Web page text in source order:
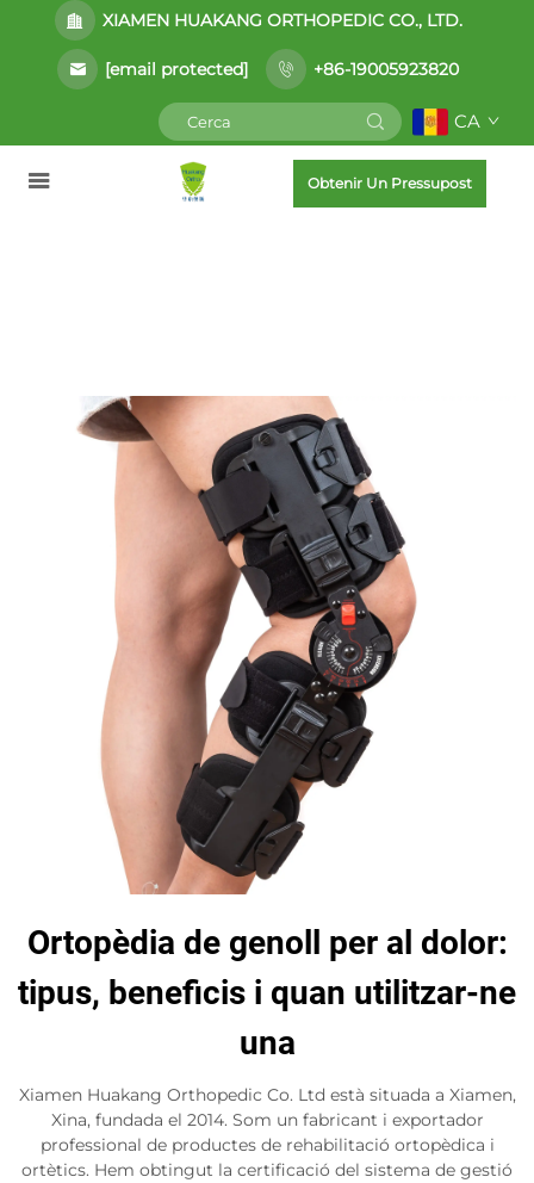
XIAMEN HUAKANG ORTHOPEDIC CO., LTD.
[email protected] +86-19005923820
CA
Obtenir Un Pressupost
Ortopèdia de genoll per al dolor:
tipus, beneficis i quan utilitzar-ne
una
Xiamen Huakang Orthopedic Co. Ltd està situada a Xiamen,
Xina, fundada el 2014. Som un fabricant i exportador
professional de productes de rehabilitació ortopèdica i
ortètics. Hem obtingut la certificació del sistema de gestió